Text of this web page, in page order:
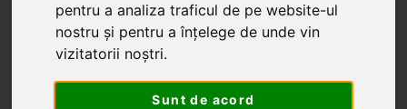
pentru a analiza traficul de pe website-ul
nostru și pentru a înțelege de unde vin
vizitatorii noștri.
Sunt de acord